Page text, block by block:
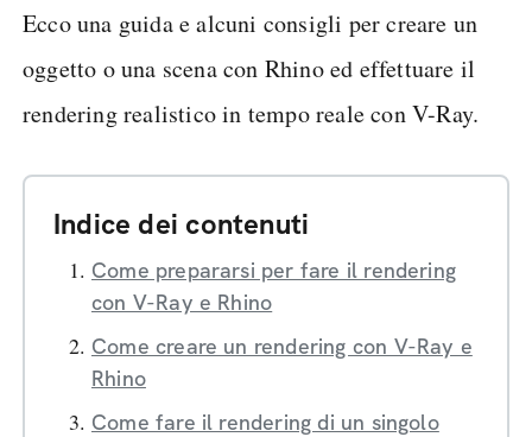
Ecco una guida e alcuni consigli per creare un
oggetto o una scena con Rhino ed effettuare il
rendering realistico in tempo reale con V-Ray.
Indice dei contenuti
Come prepararsi per fare il rendering
con V-Ray e Rhino
Come creare un rendering con V-Ray e
Rhino
Come fare il rendering di un singolo